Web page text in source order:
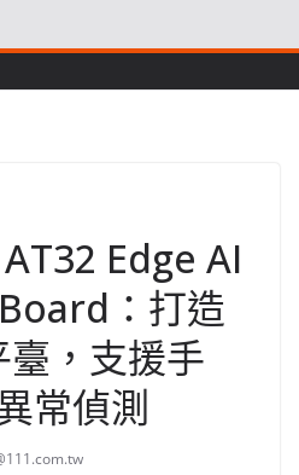
Edge AI
：打造
，支援手
常偵測